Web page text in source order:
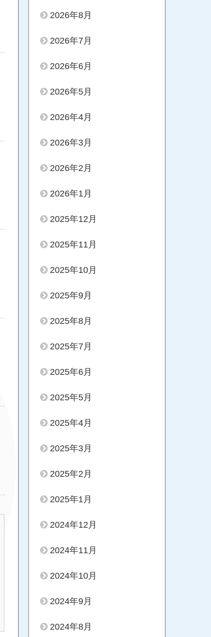
2026年8月
2026年7月
2026年6月
2026年5月
2026年4月
2026年3月
2026年2月
2026年1月
2025年12月
2025年11月
2025年10月
2025年9月
2025年8月
2025年7月
2025年6月
2025年5月
2025年4月
2025年3月
2025年2月
2025年1月
2024年12月
2024年11月
2024年10月
2024年9月
2024年8月